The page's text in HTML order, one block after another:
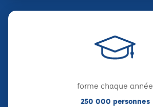
forme chaque année
250 000 personnes